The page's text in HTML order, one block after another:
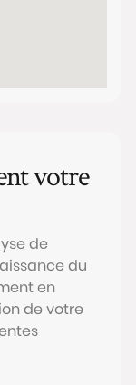
votre
de
du
en
de votre